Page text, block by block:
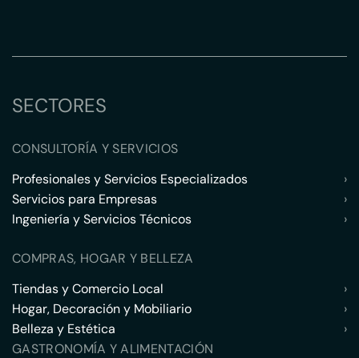
SECTORES
CONSULTORÍA Y SERVICIOS
Profesionales y Servicios Especializados
›
Servicios para Empresas
›
Ingeniería y Servicios Técnicos
›
COMPRAS, HOGAR Y BELLEZA
Tiendas y Comercio Local
›
Hogar, Decoración y Mobiliario
›
Belleza y Estética
›
GASTRONOMÍA Y ALIMENTACIÓN